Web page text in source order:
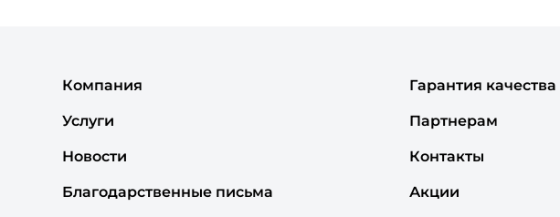
Компания
Услуги
Новости
Благодарственные письма
Гарантия качества
Партнерам
Контакты
Акции